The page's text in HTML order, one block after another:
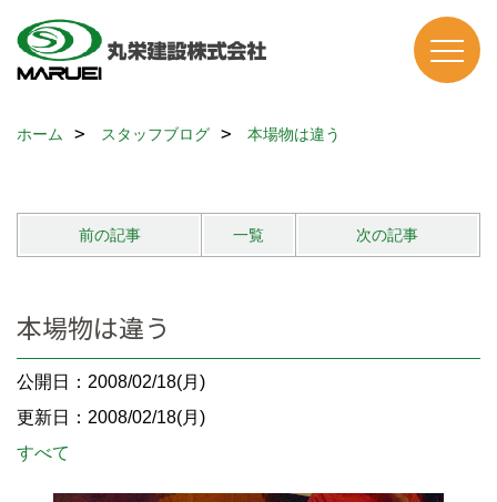
ホーム スタッフブログ 本場物は違う
前の記事 一覧 次の記事
本場物は違う
公開日：2008/02/18(月)
更新日：2008/02/18(月)
すべて